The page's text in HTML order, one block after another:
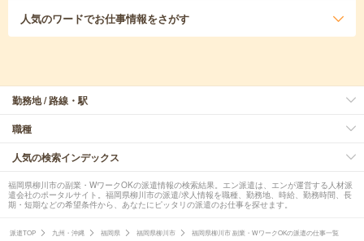
人気のワードでお仕事情報をさがす
勤務地 / 路線・駅
職種
人気の検索インデックス
福岡県柳川市の副業・WワークOKの派遣情報の検索結果。エン派遣は、エンが運営する人材派
遣会社のポータルサイト。福岡県柳川市の派遣/求人情報を職種、勤務地、時給、勤務時間、長
期・短期などの希望条件から、あなたにピッタリの派遣のお仕事を探せます。
派遣TOP 九州・沖縄 福岡県 福岡県柳川市 福岡県柳川市 副業・WワークOKの派遣の仕事一覧